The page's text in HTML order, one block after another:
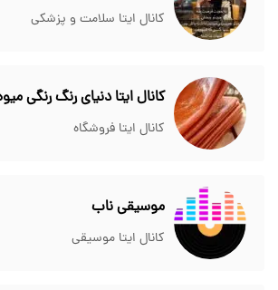
کانال ایتا سلامت و پزشکی
کانال ایتا دنیای رنگ رنگی
کانال ایتا فروشگاه
موسیقی ناب
کانال ایتا موسیقی